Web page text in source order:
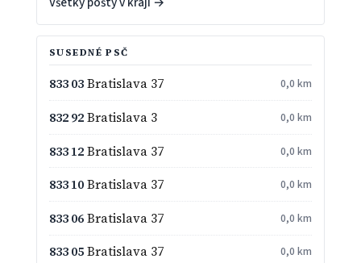
SUSEDNÉ PSČ
833 03Bratislava 37 0,0 km
832 92Bratislava 3 0,0 km
833 12Bratislava 37 0,0 km
833 10Bratislava 37 0,0 km
833 06Bratislava 37 0,0 km
833 05Bratislava 37 0,0 km